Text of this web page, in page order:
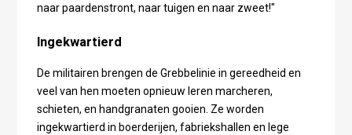
naar paardenstront, naar tuigen en naar zweet!"
Ingekwartierd
De militairen brengen de Grebbelinie in gereedheid en
veel van hen moeten opnieuw leren marcheren,
schieten, en handgranaten gooien. Ze worden
ingekwartierd in boerderijen, fabriekshallen en lege